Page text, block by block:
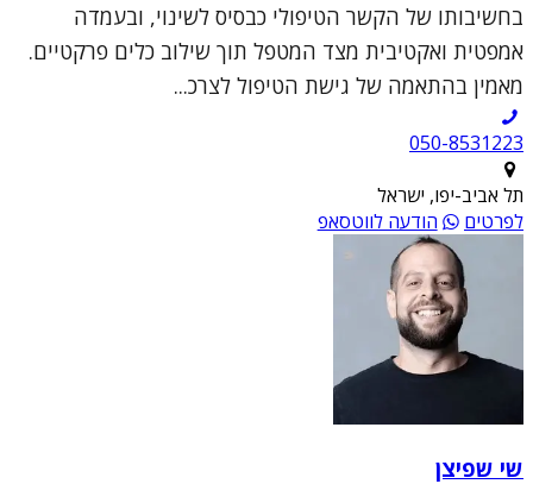
בחשיבותו של הקשר הטיפולי כבסיס לשינוי, ובעמדה
אמפטית ואקטיבית מצד המטפל תוך שילוב כלים פרקטיים.
מאמין בהתאמה של גישת הטיפול לצרכ...
050-8531223
תל אביב-יפו, ישראל
לפרטים
הודעה לווטסאפ
שי שפיצן